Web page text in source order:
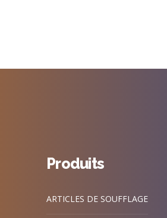
Produits
ARTICLES DE SOUFFLAGE